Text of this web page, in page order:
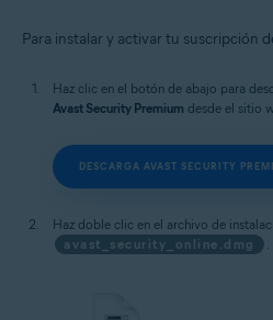
Para instalar y activar tu suscripción
Haz clic en el botón de abajo para
Avast Security Premium desde el sitio
DESCARGA AVAST SECURITY
Haz doble clic en el archivo de
avast_security_online.dmg
.